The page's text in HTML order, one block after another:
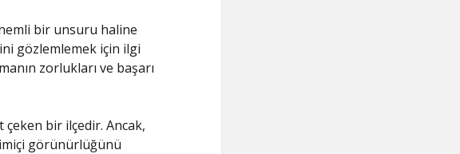
bir unsuru haline
gözlemlemek için ilgi
zorlukları ve başarı
çeken bir ilçedir. Ancak,
görünürlüğünü